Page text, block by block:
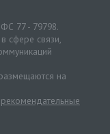
77 - 79798.
сфере связи,
на
рекомендательные